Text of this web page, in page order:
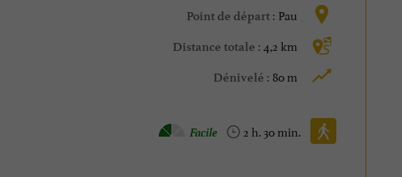
Point de départ : Pau
Distance totale : 4,2 km
Dénivelé : 80 m
Marche à pied :
2 h. 30 min.
Facile